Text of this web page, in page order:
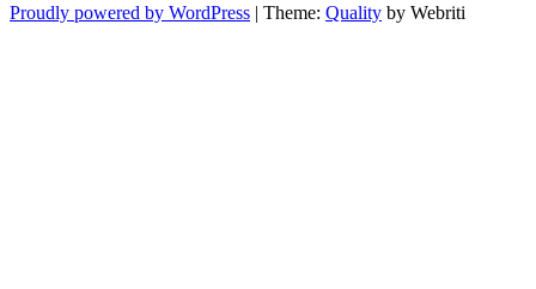
Proudly powered by WordPress | Theme: Quality by Webriti